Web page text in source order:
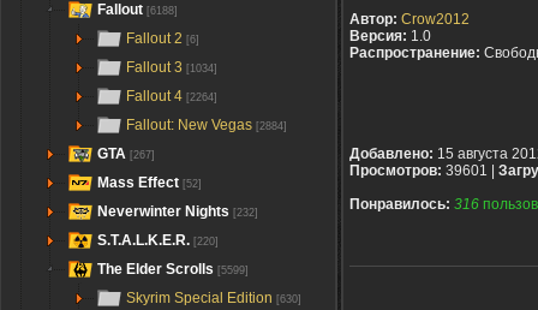
Fallout [6188]
Fallout 2 [6]
Fallout 3 [1034]
Fallout 4 [2264]
Fallout: New Vegas [2884]
GTA [267]
Mass Effect [52]
Neverwinter Nights [232]
S.T.A.L.K.E.R. [220]
The Elder Scrolls [5599]
Skyrim Special Edition [630]
Автор: Crow2012
Версия: 1.0
Распространение:
Добавлено: 15 августа
Просмотров: 39601 |
Понравилось: 316